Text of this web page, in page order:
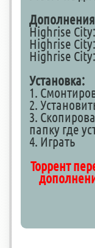
Highrise
Highrise
Highrise
Установка:
1.
2.
3.
папку где
4. Играть
Торрент